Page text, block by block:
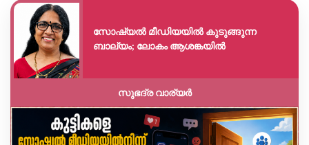
സോഷ്യൽ മീഡിയയിൽ കുടുങ്ങുന്ന
ബാല്യം; ലോകം ആശങ്കയിൽ
സുഭദ്ര വാര്യർ